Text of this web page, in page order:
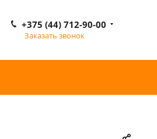
+375 (44) 712-90-00
Заказать звонок